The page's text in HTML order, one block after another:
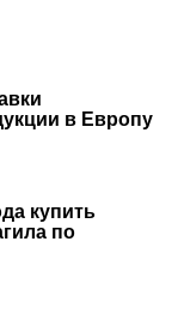
в Европу
купить
по